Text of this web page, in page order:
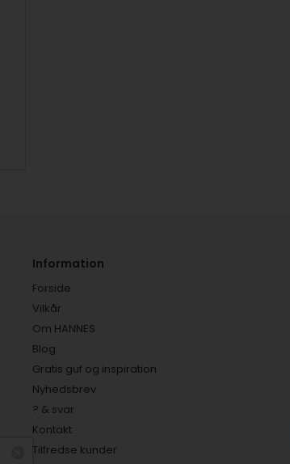
Information
Forside
Vilkår
Om HANNES
Blog
Gratis guf og inspiration
Nyhedsbrev
? & svar
Kontakt
Tilfredse kunder